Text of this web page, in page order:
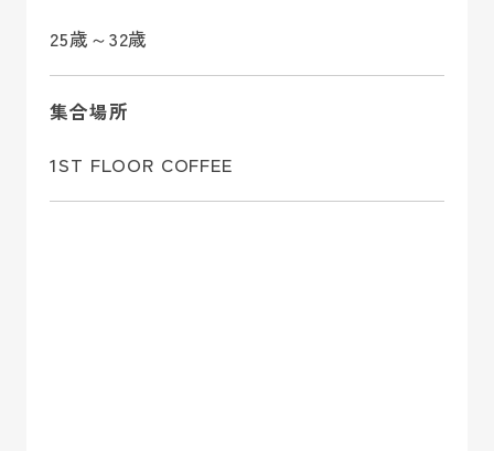
25歳～32歳
集合場所
1ST FLOOR COFFEE